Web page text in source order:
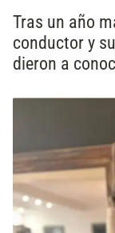
Tras un año
conductor y
dieron a